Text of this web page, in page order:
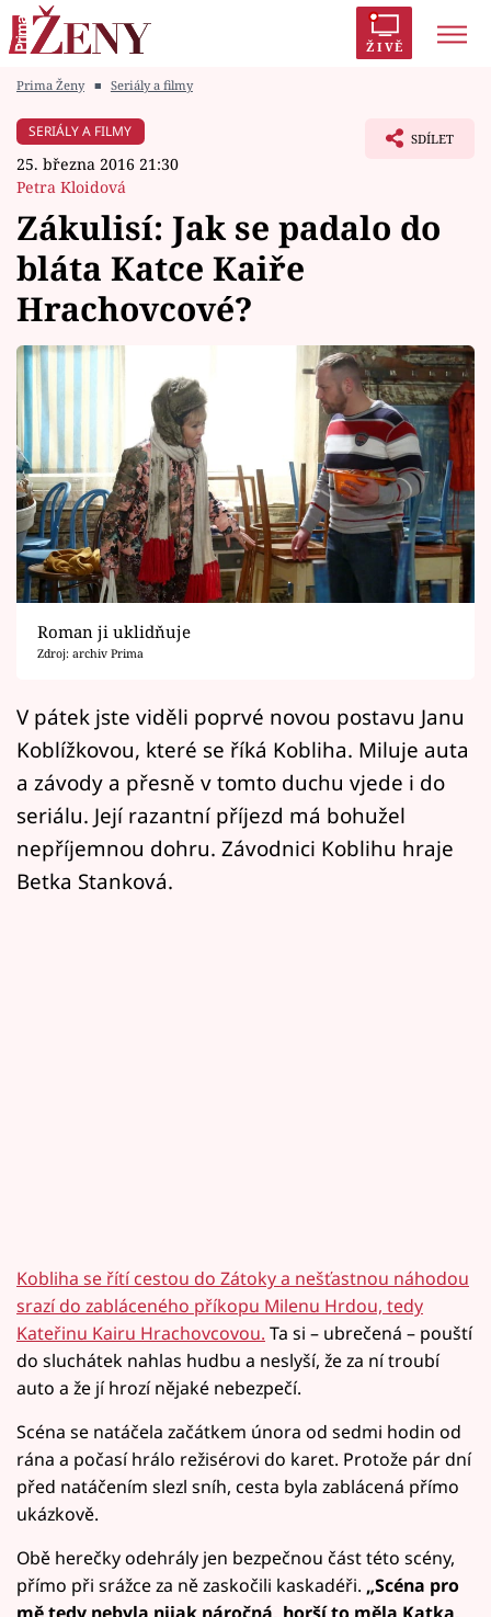
ŽIVĚ
Módní alarm
Témata
Celebrity
Vztahy
Seriály
Horoskopy
Sledujte prima+
Filmový festival Karlovy Vary
Pořady
Mámy sobě
Přihlášení
Sledujte nás
Prima Ženy ■ Seriály a filmy
SERIÁLY A FILMY
25. března 2016 21:30
Petra Kloidová
SDÍLET
Zákulisí: Jak se padalo do
bláta Katce Kaiře
Hrachovcové?
Roman ji uklidňuje
Zdroj: archiv Prima
V pátek jste viděli poprvé novou postavu Janu
Koblížkovou, které se říká Kobliha. Miluje auta
a závody a přesně v tomto duchu vjede i do
seriálu. Její razantní příjezd má bohužel
nepříjemnou dohru. Závodnici Koblihu hraje
Betka Stanková.
Kobliha se řítí cestou do Zátoky a nešťastnou náhodou
srazí do zabláceného příkopu Milenu Hrdou, tedy
Kateřinu Kairu Hrachovcovou. Ta si – ubrečená – pouští
do sluchátek nahlas hudbu a neslyší, že za ní troubí
auto a že jí hrozí nějaké nebezpečí.
Scéna se natáčela začátkem února od sedmi hodin od
rána a počasí hrálo režisérovi do karet. Protože pár dní
před natáčením slezl sníh, cesta byla zablácená přímo
ukázkově.
Obě herečky odehrály jen bezpečnou část této scény,
přímo při srážce za ně zaskočili kaskadéři. „Scéna pro